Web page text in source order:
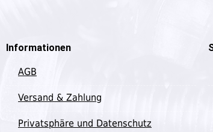
Informationen
AGB
Versand & Zahlung
Privatsphäre und Datenschutz